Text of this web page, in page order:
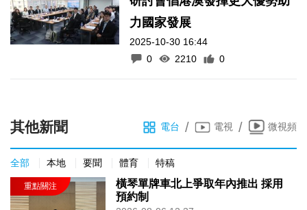
力國家發展
2025-10-30 16:44
0
2210 0
其他新聞 電台 / 電視 / 微視頻
全部 本地 要聞 體育 特稿
橫琴單牌車北上爭取年內推出 採用
預約制